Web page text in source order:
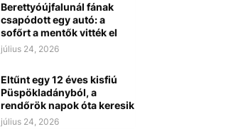
Berettyóújfalunál fának
csapódott egy autó: a
sofőrt a mentők vitték el
július 24, 2026
Eltűnt egy 12 éves kisfiú
Püspökladányból, a
rendőrök napok óta keresik
július 24, 2026